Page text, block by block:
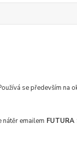
se především na
nátěr emailem FUTURA